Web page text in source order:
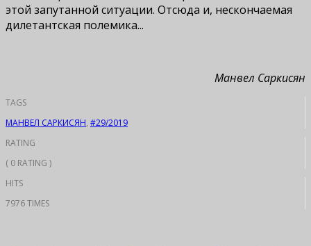
этой запутанной ситуации. Отсюда и, нескончаемая
дилетантская полемика...
Maнвел Саркисян
TAGS
МАНВЕЛ САРКИСЯН, #29/2019
RATING
( 0 RATING )
HITS
7976 TIMES